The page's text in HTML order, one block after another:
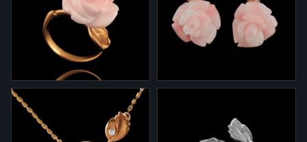
1-356.3